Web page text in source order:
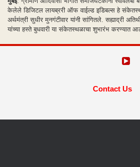
केलेले डिजिटल लायब्ररी ऑफ वाईल्ड इडिबल्स हे
अर्थमंत्री सुधीर मुनगंटीवार यांनी सांगितले. सह्याद्री
यांच्या हस्ते बुधवारी या संकेतस्थळाचा शुभारंभ करण्यात
Contact Us